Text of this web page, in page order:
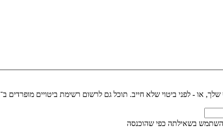
שלך, או - לפני ביטוי שלא חייב. תוכל גם לרשום רשימת ביטויים מופרדים ב־
בשאילתה כפי שהוכנסה